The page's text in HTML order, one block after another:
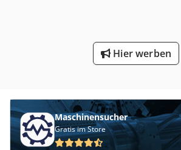
Hier werben
Maschinensucher
Gratis im Store